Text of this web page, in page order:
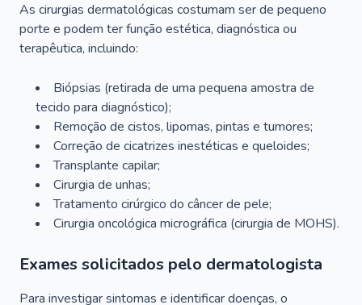
As cirurgias dermatológicas costumam ser de pequeno
porte e podem ter função estética, diagnóstica ou
terapêutica, incluindo:
Biópsias (retirada de uma pequena amostra de
tecido para diagnóstico);
Remoção de cistos, lipomas, pintas e tumores;
Correção de cicatrizes inestéticas e queloides;
Transplante capilar;
Cirurgia de unhas;
Tratamento cirúrgico do câncer de pele;
Cirurgia oncológica micrográfica (cirurgia de MOHS).
Exames solicitados pelo dermatologista
Para investigar sintomas e identificar doenças, o